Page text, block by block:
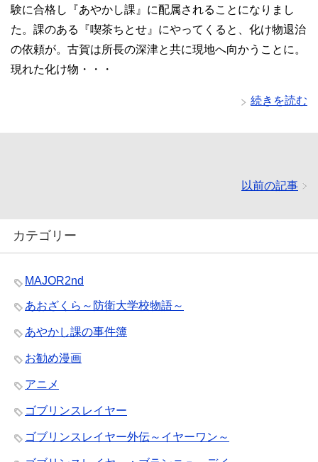
験に合格し『あやかし課』に配属されることになりまし
た。課のある『喫茶ちとせ』にやってくると、化け物退治
の依頼が。古賀は所長の深津と共に現地へ向かうことに。
現れた化け物・・・
続きを読む
以前の記事
カテゴリー
MAJOR2nd
あおざくら～防衛大学校物語～
あやかし課の事件簿
お勧め漫画
アニメ
ゴブリンスレイヤー
ゴブリンスレイヤー外伝～イヤーワン～